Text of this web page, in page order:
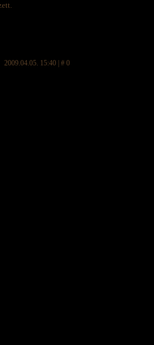
2009.04.05. 15:40 | # 0